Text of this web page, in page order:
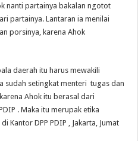
nanti partainya bakalan ngotot
partainya. Lantaran ia menilai
porsinya, karena Ahok
daerah itu harus mewakili
sudah setingkat menteri tugas dan
Ahok itu berasal dari
. Maka itu merupak etika
Kantor DPP PDIP , Jakarta, Jumat